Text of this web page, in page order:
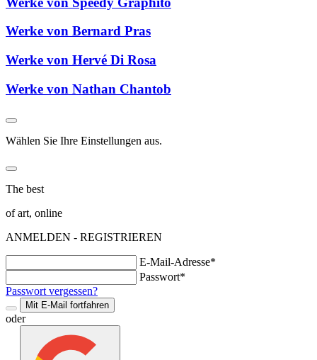
Werke von Bernard Pras
Werke von Hervé Di Rosa
Werke von Nathan Chantob
Wählen Sie Ihre Einstellungen aus.
The best
of art, online
ANMELDEN - REGISTRIEREN
E-Mail-Adresse*
Passwort*
Passwort vergessen?
Mit E-Mail fortfahren
oder